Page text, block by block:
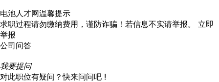
电池人才网温馨提示
求职过程请勿缴纳费用，谨防诈骗！若信息不实请举报。 立即
举报
公司问答
我要提问
对此职位有疑问？快来问问吧 !